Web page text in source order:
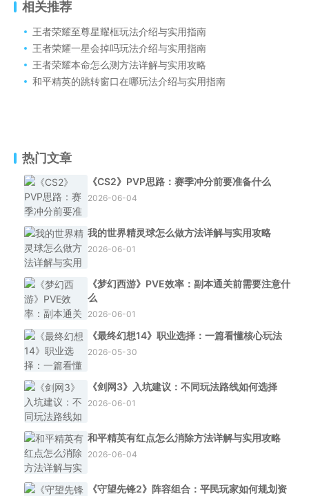
相关推荐
王者荣耀至尊星耀框玩法介绍与实用指南
王者荣耀一星会掉吗玩法介绍与实用指南
王者荣耀本命怎么测方法详解与实用攻略
和平精英的跳转窗口在哪玩法介绍与实用指南
热门文章
《CS2》PVP思路：赛季冲分前要准备什么
2026-06-04
我的世界精灵球怎么做方法详解与实用攻略
2026-06-01
《梦幻西游》PVE效率：副本通关前需要注意什
么
2026-06-01
《最终幻想14》职业选择：一篇看懂核心玩法
2026-05-30
《剑网3》入坑建议：不同玩法路线如何选择
2026-06-01
和平精英有红点怎么消除方法详解与实用攻略
2026-06-04
《守望先锋2》阵容组合：平民玩家如何规划资